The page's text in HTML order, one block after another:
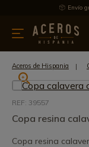
Envío
menaje Ofertas
Aceros de Hispania
REF: 39557
Copa resina
Copa resina